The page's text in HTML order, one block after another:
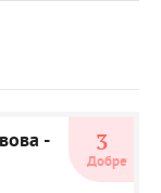
- 3
Добре